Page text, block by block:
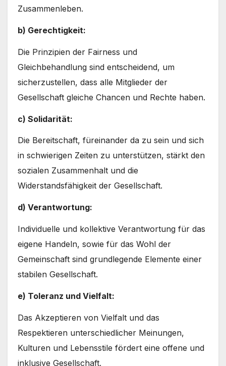
Zusammenleben.
b) Gerechtigkeit:
Die Prinzipien der Fairness und
Gleichbehandlung sind entscheidend, um
sicherzustellen, dass alle Mitglieder der
Gesellschaft gleiche Chancen und Rechte haben.
c) Solidarität:
Die Bereitschaft, füreinander da zu sein und sich
in schwierigen Zeiten zu unterstützen, stärkt den
sozialen Zusammenhalt und die
Widerstandsfähigkeit der Gesellschaft.
d) Verantwortung:
Individuelle und kollektive Verantwortung für das
eigene Handeln, sowie für das Wohl der
Gemeinschaft sind grundlegende Elemente einer
stabilen Gesellschaft.
e) Toleranz und Vielfalt:
Das Akzeptieren von Vielfalt und das
Respektieren unterschiedlicher Meinungen,
Kulturen und Lebensstile fördert eine offene und
inklusive Gesellschaft.